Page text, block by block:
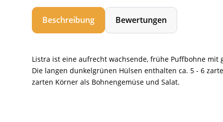
Beschreibung Bewertungen
Listra ist eine aufrecht wachsende, frühe Puffbohne
Die langen dunkelgrünen Hülsen enthalten ca. 5 - 6
zarten Körner als Bohnengemüse und Salat.